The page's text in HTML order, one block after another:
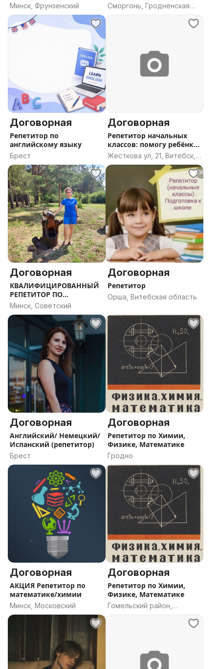
Минск, Фрунзенский
Сморгонь, Гродненская
Договорная
Репетитор по
английскому языку
Брест
Договорная
Репетитор начальных
классов: помогу ребёнку
полюби
Жесткова ул, 21, Витебск,
Витебская область
Договорная
КВАЛИФИЦИРОВАННЫЙ
РЕПЕТИТОР ПО
НЕМЕЦКОМУ ЯЗЫКУ
Минск, Советский
Договорная
Репетитор
Орша, Витебская область
Договорная
Английский/ Немецкий/
Испанский (репетитор)
Брест
Договорная
Репетитор по Химии,
Физике, Математике
Гродно
Договорная
АКЦИЯ Репетитор по
математике/химии
Минск, Московский
Договорная
Репетитор по Химии,
Физике, Математике
Гомельский район,